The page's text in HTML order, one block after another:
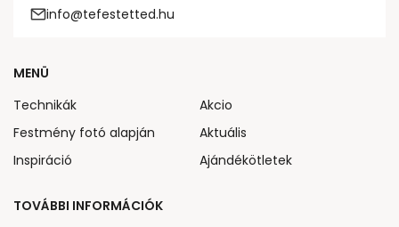
info@tefestetted.hu
MENÜ
Technikák
Festmény fotó alapján
Inspiráció
Akcio
Aktuális
Ajándékötletek
TOVÁBBI INFORMÁCIÓK